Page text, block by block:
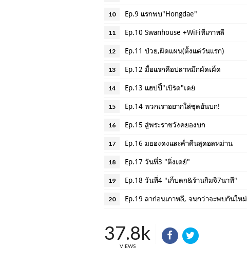
10 Ep.9 แรกพบ"Hongdae"
11 Ep.10 Swanhouse +WiFiที่เกาหลี
12 Ep.11 ป่วย,ผิดแผน(ตั้งแต่วันแรก)
13 Ep.12 มื้อแรกคือปลาหมึกผัดเผ็ด
14 Ep.13 แฮปปี้"เบิร์ด"เดย์
15 Ep.14 พวกเราอยากใส่ชุดฮันบก!
16 Ep.15 สู่พระราชวังคยองบก
17 Ep.16 มยองดงและค่ำคืนสุดอลหม่าน
18 Ep.17 วันที่3 "ติ่งเดย์"
19 Ep.18 วันที่4 "เก็บตก&ร้านกิมจิ7นาที"
20 Ep.19 ลาก่อนเกาหลี, จนกว่าจะพบกันใหม่
37.8k
VIEWS